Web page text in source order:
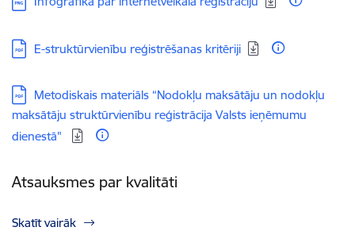
Lejupielādēt:
E-struktūrvienību reģistrēšanas kritēriji
Lejupielādēt:
Metodiskais materiāls “Nodokļu maksātāju un nodokļu
maksātāju struktūrvienību reģistrācija Valsts ieņēmumu
dienestā"
Atsauksmes par kvalitāti
Skatīt vairāk